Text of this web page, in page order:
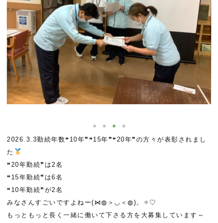
2026.3.3勤続年数❝10年❞❝15年❞❝20年❞の方々が表彰されまし
た
❝20年勤続❞は2名
❝15年勤続❞は6名
❝10年勤続❞が2名
みなさんすごいですよねー(⋈◍＞◡＜◍)。✧♡
もっともっと長く一緒に働いて下さる方を大募集しています～